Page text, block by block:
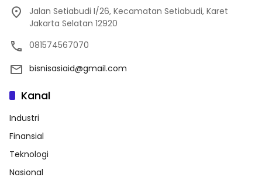
Jalan Setiabudi I/26, Kecamatan Setiabudi, Karet
Jakarta Selatan 12920
081574567070
bisnisasiaid@gmail.com
Kanal
Industri
Finansial
Teknologi
Nasional